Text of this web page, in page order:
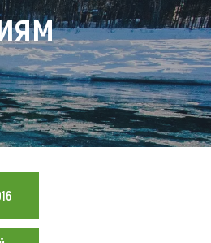
отели
базы
придорожные отели